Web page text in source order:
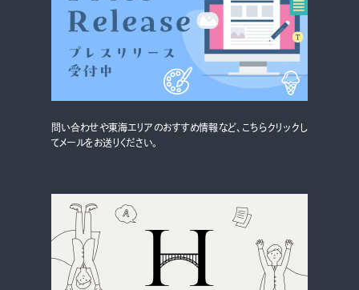
グルメ・まち
スタッフ紹介
お問い合わせ
CLOSE
問い合わせや東海エリアのおすすめ情報など、こちらクリックし
てメールをお送りください。